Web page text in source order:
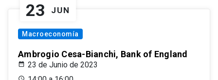
23 JUN
Macroeconomía
Ambrogio Cesa-Bianchi, Bank of England
23 de Junio de 2023